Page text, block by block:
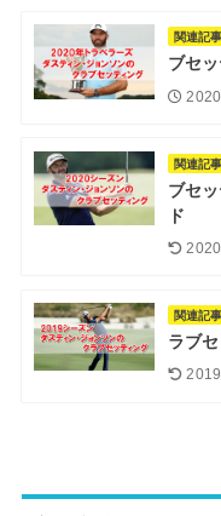
関連記事
ブセ
関連記事
ブセ
ド
関連記事
ラブ